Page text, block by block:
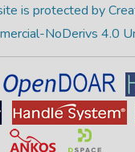
is protected by
NoDerivs 4.0